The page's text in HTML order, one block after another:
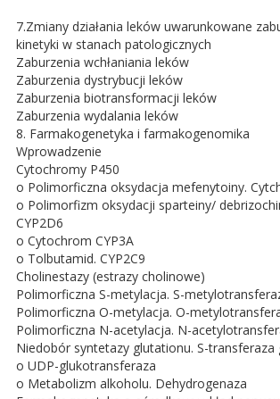
7.Zmiany działania leków uwarunkowane
kinetyki w stanach patologicznych
Zaburzenia wchłaniania leków
Zaburzenia dystrybucji leków
Zaburzenia biotransformacji leków
Zaburzenia wydalania leków
8. Farmakogenetyka i farmakogenomika
Wprowadzenie
Cytochromy P450
o Polimorficzna oksydacja mefenytoiny.
o Polimorfizm oksydacji sparteiny/
CYP2D6
o Cytochrom CYP3A
o Tolbutamid. CYP2C9
Cholinestazy (estrazy cholinowe)
Polimorficzna S-metylacja. S-
Polimorficzna O-metylacja. O-
Polimorficzna N-acetylacja. N-
Niedobór syntetazy glutationu. S-
o UDP-glukotransferaza
o Metabolizm alkoholu. Dehydrogenaza